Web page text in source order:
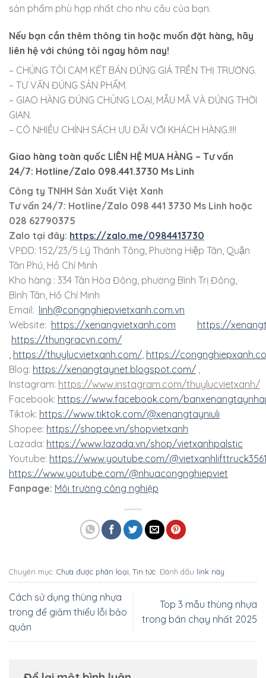
sản phẩm phù hợp nhất cho nhu cầu của bạn.
Nếu bạn cần thêm thông tin hoặc muốn đặt hàng, hãy
liên hệ với chúng tôi ngay hôm nay!
– CHÚNG TÔI CAM KẾT BÁN ĐÚNG GIÁ TRÊN THỊ TRƯỜNG.
– TƯ VẤN ĐÚNG SẢN PHẨM.
– GIAO HÀNG ĐÚNG CHỦNG LOẠI, MẪU MÃ VÀ ĐÚNG THỜI
GIAN.
– CÓ NHIỀU CHÍNH SÁCH ƯU ĐÃI VỚI KHÁCH HÀNG.!!!!
Giao hàng toàn quốc LIÊN HỆ MUA HÀNG – Tư vấn
24/7: Hotline/Zalo 098.441.3730 Ms Linh
Công ty TNHH Sản Xuất Việt Xanh
Tư vấn 24/7: Hotline/Zalo 098 441 3730 Ms Linh hoặc
028 62790375
Zalo tại đây: https://zalo.me/0984413730
VPĐD: 152/23/5 Lý Thánh Tông, Phường Hiệp Tân, Quận
Tân Phú, Hồ Chí Minh
Kho hàng : 334 Tân Hòa Đông, phường Bình Trị Đông,
Bình Tân, Hồ Chí Minh
Email: linh@congnghiepvietxanh.com.vn
Website: https://xenangvietxanh.com
https://
https://thungracvn.com/
, https://thuylucvietxanh.com/, https://
Blog: https://xenangtaynet.blogspot.com/ ,
Instagram: https://www.instagram.com/thuylucvietxanh/
Facebook: https://www.facebook.com/
Tiktok: https://www.tiktok.com/@xenangtayniuli
Shopee: https://shopee.vn/shopvietxanh
Lazada: https://www.lazada.vn/shop/vietxanhpalstic
Youtube: https://www.youtube.com/
https://www.youtube.com/@nhuacongnghiepviet
Fanpage: Môi trường công nghiệp
Chuyên mục: Chưa được phân loại Tin tức . Đánh dấu link này
Cách sử dụng thùng nhựa
trong để giảm thiểu lỗi bảo
quản
Top 3 mẫu thùng nhựa
trong bán chạy nhất 2025